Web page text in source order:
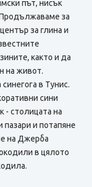
път, нисък
за
за глина и
както и да
на живот.
в Тунис.
сини
- столицата на
и потапяне
на Джерба
в цялото